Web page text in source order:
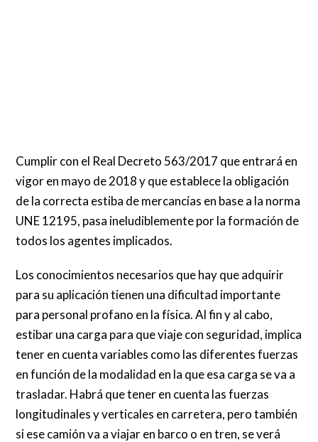
Cumplir con el Real Decreto 563/2017 que entrará en
vigor en mayo de 2018 y que establece la obligación
de la correcta estiba de mercancías en base a la norma
UNE 12195, pasa ineludiblemente por la formación de
todos los agentes implicados.
Los conocimientos necesarios que hay que adquirir
para su aplicación tienen una dificultad importante
para personal profano en la física. Al fin y al cabo,
estibar una carga para que viaje con seguridad, implica
tener en cuenta variables como las diferentes fuerzas
en función de la modalidad en la que esa carga se va a
trasladar. Habrá que tener en cuenta las fuerzas
longitudinales y verticales en carretera, pero también
si ese camión va a viajar en barco o en tren, se verá